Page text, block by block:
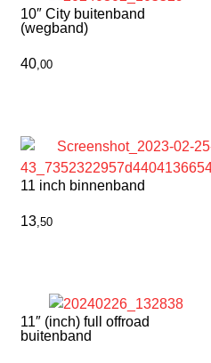
10″ City buitenband
(wegband)
40 ,00
11 inch binnenband
13 ,50
11″ (inch) full offroad
buitenband